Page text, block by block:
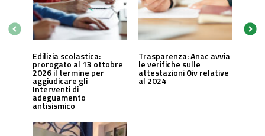
Edilizia scolastica:
prorogato al 13 ottobre
2026 il termine per
aggiudicare gli
Interventi di
adeguamento
antisismico
Trasparenza: Anac avvia
le verifiche sulle
attestazioni Oiv relative
al 2024